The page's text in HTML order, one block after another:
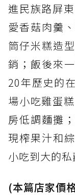
進民族路屏
愛香菇肉羹
筒仔米糕造型
銷；飯後來
20年歷史的
場小吃雞蛋
房低調麵攤
現榨果汁和
小吃到大的私
(本篇店家價